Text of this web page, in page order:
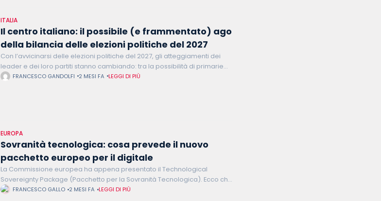
ITALIA
Il centro italiano: il possibile (e frammentato) ago
della bilancia delle elezioni politiche del 2027
Con l’avvicinarsi delle elezioni politiche del 2027, gli atteggiamenti dei
leader e dei loro partiti stanno cambiando: tra la possibilità di primarie
per la guida del campo largo, situazioni in
FRANCESCO GANDOLFI 2 MESI FA LEGGI DI PIÙ
EUROPA
Sovranità tecnologica: cosa prevede il nuovo
pacchetto europeo per il digitale
La Commissione europea ha appena presentato il Technological
Sovereignty Package (Pacchetto per la Sovranità Tecnologica). Ecco che
cos’è, cosa contiene e cosa intende cambiare - con le parole della
FRANCESCO GALLO 2 MESI FA LEGGI DI PIÙ